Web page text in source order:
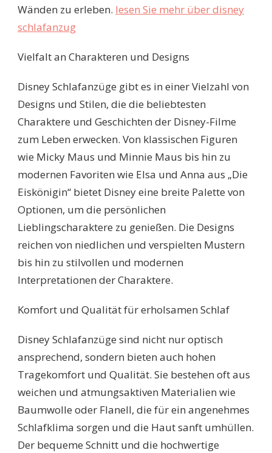
Wänden zu erleben. lesen Sie mehr über disney
schlafanzug
Vielfalt an Charakteren und Designs
Disney Schlafanzüge gibt es in einer Vielzahl von
Designs und Stilen, die die beliebtesten
Charaktere und Geschichten der Disney-Filme
zum Leben erwecken. Von klassischen Figuren
wie Micky Maus und Minnie Maus bis hin zu
modernen Favoriten wie Elsa und Anna aus „Die
Eiskönigin“ bietet Disney eine breite Palette von
Optionen, um die persönlichen
Lieblingscharaktere zu genießen. Die Designs
reichen von niedlichen und verspielten Mustern
bis hin zu stilvollen und modernen
Interpretationen der Charaktere.
Komfort und Qualität für erholsamen Schlaf
Disney Schlafanzüge sind nicht nur optisch
ansprechend, sondern bieten auch hohen
Tragekomfort und Qualität. Sie bestehen oft aus
weichen und atmungsaktiven Materialien wie
Baumwolle oder Flanell, die für ein angenehmes
Schlafklima sorgen und die Haut sanft umhüllen.
Der bequeme Schnitt und die hochwertige